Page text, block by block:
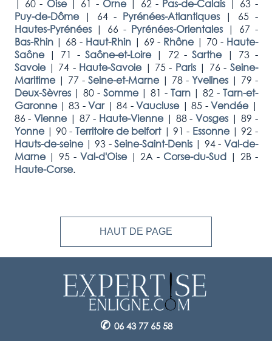
| 60 - Oise | 61 - Orne | 62 - Pas-de-Calais | 63 -
Puy-de-Dôme
| 64 - Pyrénées-Atlantiques |
65 -
Hautes-Pyrénées | 66 - Pyrénées-Orientales | 67 -
Bas-Rhin | 68 - Haut-Rhin | 69 - Rhône | 70 - Haute-
Saône | 71 - Saône-et-Loire | 72 -Sarthe | 73 -
Savoie | 74 - Haute-Savoie | 75 - Paris | 76 - Seine-
Maritime | 77 - Seine-et-Marne | 78 - Yvelines | 79 -
Deux-Sèvres | 80 - Somme | 81 - Tarn | 82 - Tarn-et-
Garonne |83 -Var |84 -Vaucluse |85 -Vendée |
86 -Vienne | 87 - Haute-Vienne | 88 -Vosges | 89 -
Yonne |90 - Territoire de belfort | 91 - Essonne | 92 -
Hauts-de-seine |93 -Seine-Saint-Denis | 94 - Val-de-
Marne |95 - Val-d'Oise |2A - Corse-du-Sud | 2B -
Haute-Corse.
HAUT DE PAGE
✆ 06 43 77 65 58